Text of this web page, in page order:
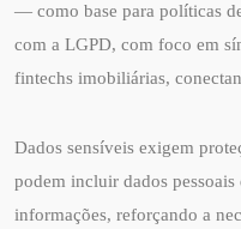
— como base para políticas
com a LGPD, com foco em
fintechs imobiliárias,
Dados sensíveis exigem
podem incluir dados
informações, reforçando a